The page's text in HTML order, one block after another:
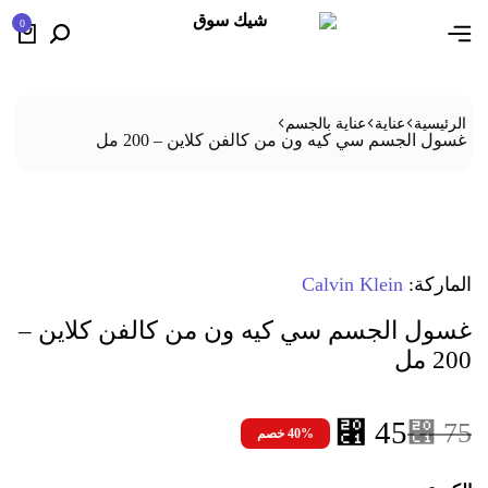
0
الرئيسية عناية عناية بالجسم
غسول الجسم سي كيه ون من كالفن كلاين – 200 مل
الماركة: Calvin Klein
غسول الجسم سي كيه ون من كالفن كلاين –
200 مل
⃁75
⃁ 45 40% خصم